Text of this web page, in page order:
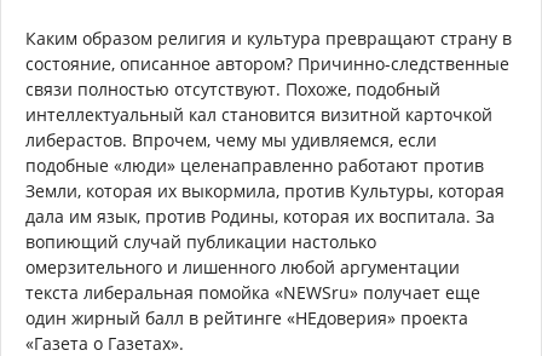
Каким образом религия и культура превращают страну в
состояние, описанное автором? Причинно-следственные
связи полностью отсутствуют. Похоже, подобный
интеллектуальный кал становится визитной карточкой
либерастов. Впрочем, чему мы удивляемся, если
подобные «люди» целенаправленно работают против
Земли, которая их выкормила, против Культуры, которая
дала им язык, против Родины, которая их воспитала. За
вопиющий случай публикации настолько
омерзительного и лишенного любой аргументации
текста либеральная помойка «NEWSru» получает еще
один жирный балл в рейтинге «НЕдоверия» проекта
«Газета о Газетах».